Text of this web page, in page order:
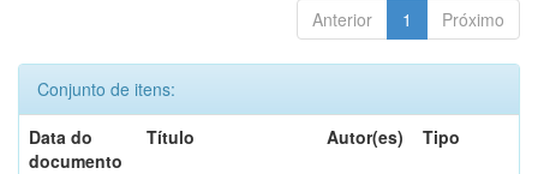
Anterior 1 Próximo
Conjunto de itens:
Data do
documento
Título Autor(es) Tipo